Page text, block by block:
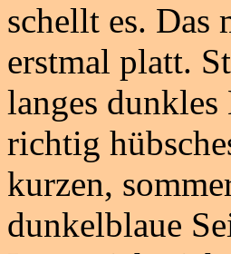
schellt es. Das
erstmal platt.
langes
richtig
kurzen,
dunkelblaue